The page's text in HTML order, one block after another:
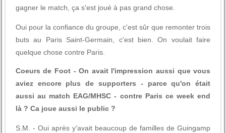
gagner le match, ça s'est joué à pas grand chose.
Oui pour la confiance du groupe, c'est sûr que remonter trois
buts au Paris Saint-Germain, c'est bien. On voulait faire
quelque chose contre Paris.
Coeurs de Foot - On avait l'impression aussi que vous
aviez encore plus de supporters - parce qu'on était
aussi au match EAG/MHSC - contre Paris ce week end
là ? Ca joue aussi le public ?
S.M. - Oui après y'avait beaucoup de familles de Guingamp